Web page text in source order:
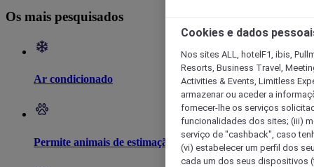
Os mais pesquisados
Ar condicionado
Permite animais de estimação
Cookies e dados
Nos sites ALL, hotelF1, ibis,
Resorts, Business Travel,
Activities & Events, Limitless
armazenar ou aceder a
fornecer-lhe os serviços
funcionalidades dos sites; (iii)
serviço de "cashback", caso
(vi) estabelecer um perfil dos
cada um dos seus dispositivos